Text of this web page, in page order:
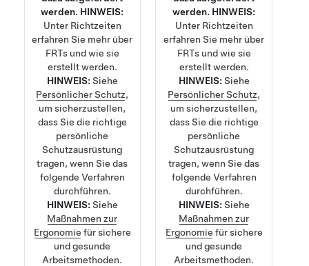
werden. HINWEIS:
Unter Richtzeiten
erfahren Sie mehr über
FRTs und wie sie
erstellt werden.
HINWEIS: Siehe
Persönlicher Schutz,
um sicherzustellen,
dass Sie die richtige
persönliche
Schutzausrüstung
tragen, wenn Sie das
folgende Verfahren
durchführen.
HINWEIS: Siehe
Maßnahmen zur
Ergonomie für sichere
und gesunde
Arbeitsmethoden.
werden. HINWEIS:
Unter Richtzeiten
erfahren Sie mehr über
FRTs und wie sie
erstellt werden.
HINWEIS: Siehe
Persönlicher Schutz,
um sicherzustellen,
dass Sie die richtige
persönliche
Schutzausrüstung
tragen, wenn Sie das
folgende Verfahren
durchführen.
HINWEIS: Siehe
Maßnahmen zur
Ergonomie für sichere
und gesunde
Arbeitsmethoden.